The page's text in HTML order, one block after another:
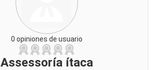
0 opiniones de usuario
Assessoría ítaca